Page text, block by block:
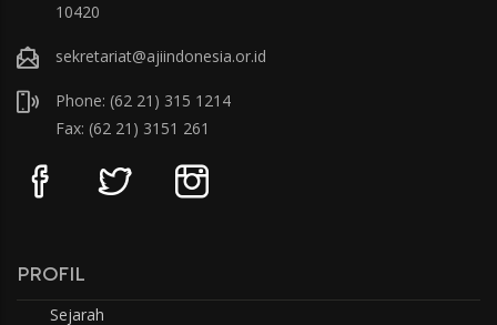
10420
sekretariat@ajiindonesia.or.id
Phone: (62 21) 315 1214
Fax: (62 21) 3151 261
PROFIL
Sejarah